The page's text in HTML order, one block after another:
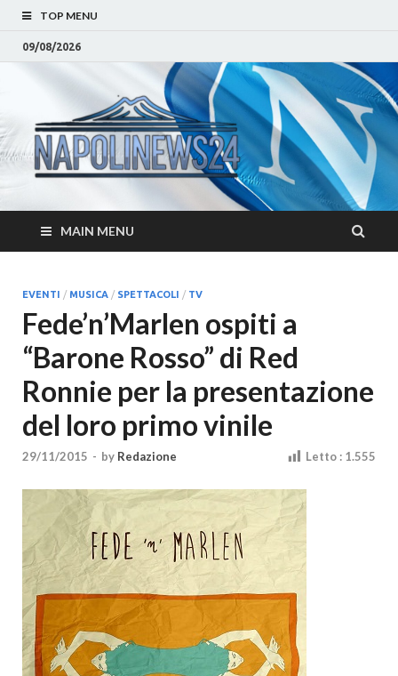
TOP MENU
09/08/2026
–
Napoli
Moda e
Cultura
Notizie sulla citta di
Napoli e Campania
Eventi, Sport
MAIN MENU
EVENTI / MUSICA / SPETTACOLI / TV
Fede’n’Marlen ospiti a
“Barone Rosso” di Red
Ronnie per la presentazione
del loro primo vinile
29/11/2015 - by Redazione Letto : 1.555